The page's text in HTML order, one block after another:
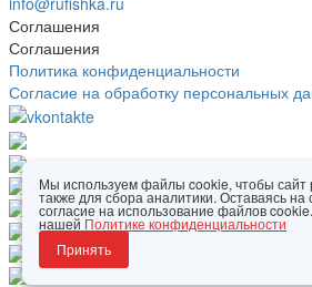
Соглашения
Соглашения
Политика конфиденциальности
Согласие на обработку персональных
Мы используем файлы cookie, чтобы сайт
также для сбора аналитики. Оставаясь на
согласие на использование файлов
нашей Политике конфиденциальности
Принять